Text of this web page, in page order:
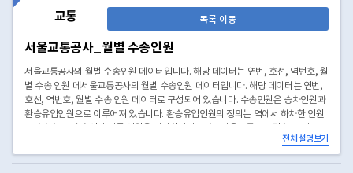
교통 목록 이동
서울교통공사_월별 수송인원
서울교통공사의 월별 수송인원 데이터입니다. 해당 데이터는 연번, 호선, 역번호, 월
별 수송 인원 데서울교통공사의 월별 수송인원 데이터입니다. 해당 데이터는 연번,
호선, 역번호, 월별 수송 인원 데이터로 구성되어 있습니다. 수송인원은 승차인원과
환승유입인원으로 이루어져 있습니다. 환승유입인원의 정의는 역에서 하차한 인원
로만 작성되어 있습니다. 연단위 데이터로 2025년 12월기준 파일까지 업로드 합니
다.이터로 구성되어 있습니다. 연단위 데이터로 2025년 12월기준 파일까지 업로드
전체 설명보기